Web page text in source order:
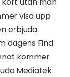
kort utan man
visa upp
erbjuda
dagens Find
kommer
Mediatek